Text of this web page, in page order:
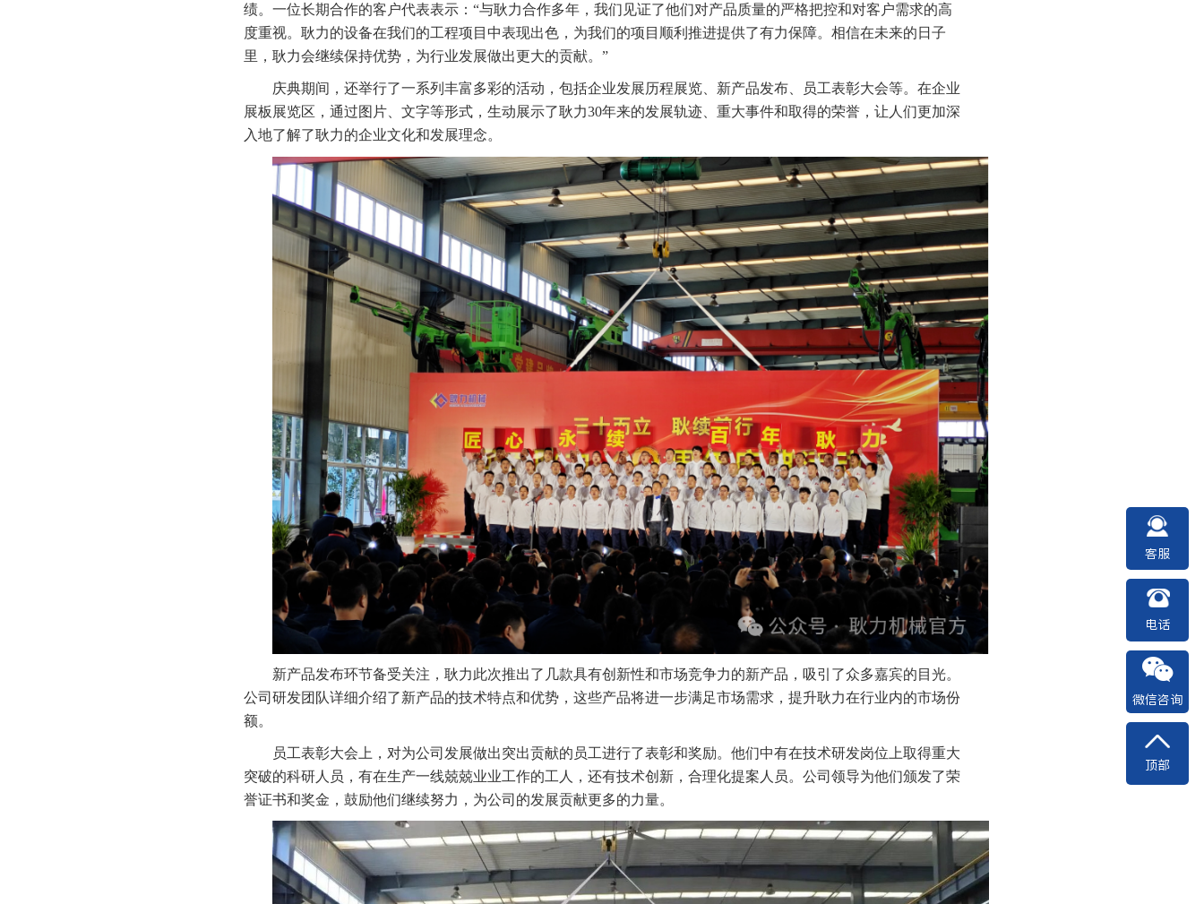
绩。一位长期合作的客户代表表示：“与耿力合作多年，我们见证了他们对产品质量的严格把控和对客户需求的高
度重视。耿力的设备在我们的工程项目中表现出色，为我们的项目顺利推进提供了有力保障。相信在未来的日子
里，耿力会继续保持优势，为行业发展做出更大的贡献。”
庆典期间，还举行了一系列丰富多彩的活动，包括企业发展历程展览、新产品发布、员工表彰大会等。在企业
展板展览区，通过图片、文字等形式，生动展示了耿力30年来的发展轨迹、重大事件和取得的荣誉，让人们更加深
入地了解了耿力的企业文化和发展理念。
新产品发布环节备受关注，耿力此次推出了几款具有创新性和市场竞争力的新产品，吸引了众多嘉宾的目光。
公司研发团队详细介绍了新产品的技术特点和优势，这些产品将进一步满足市场需求，提升耿力在行业内的市场份
额。
员工表彰大会上，对为公司发展做出突出贡献的员工进行了表彰和奖励。他们中有在技术研发岗位上取得重大
突破的科研人员，有在生产一线兢兢业业工作的工人，还有技术创新，合理化提案人员。公司领导为他们颁发了荣
誉证书和奖金，鼓励他们继续努力，为公司的发展贡献更多的力量。
客服
电话
微信咨询
顶部